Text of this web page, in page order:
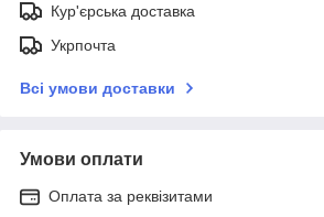
Кур'єрська доставка
Укрпочта
Всі умови доставки
Умови оплати
Оплата за реквізитами